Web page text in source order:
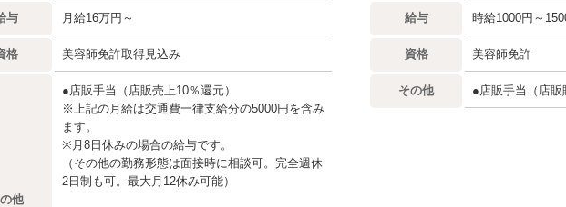
与 月給16万円～
格 美容師免許取得見込み
他
●店販手当（店販売上10％還元）
※上記の月給は交通費一律支給分の5000円を含み
ます。
※月8日休みの場合の給与です。
（その他の勤務形態は面接時に相談可。完全週休
2日制も可。最大月12休み可能）
給与 時給1000円～
資格 美容師免許
その他 ●店販手当（店販